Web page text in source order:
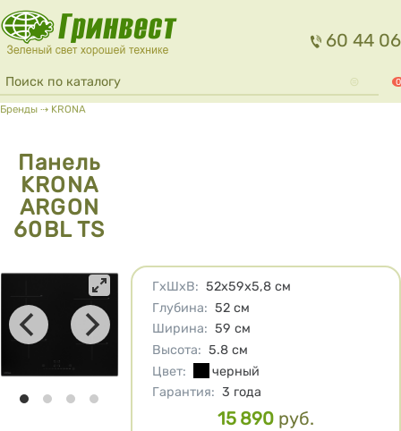
Перейти к основному содержанию
60 44 06
Форма поиска
Поиск 0
Вы здесь
Бренды ⇢ KRONA
Панель
KRONA
ARGON
60BL TS
Характеристики
ГхШхВ: 52х59х5,8 см
Глубина: 52 см
Ширина: 59 см
Высота: 5.8 см
Цвет:
черный
Гарантия: 3 года
Цена
15 890 руб.